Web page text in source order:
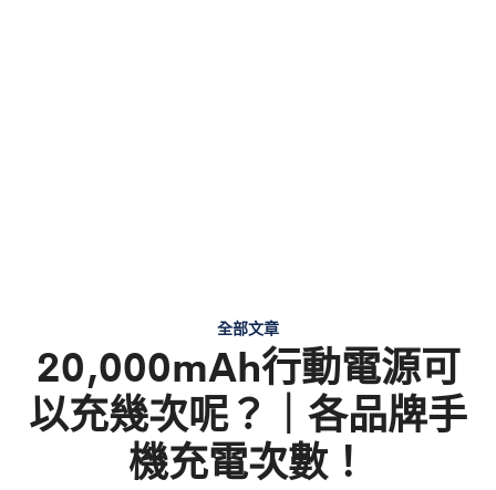
全部文章
20,000mAh行動電源可
以充幾次呢？｜各品牌手
機充電次數！